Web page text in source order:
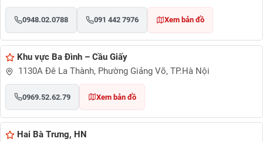
0948.02.0788 091 442 7976 Xem bản đồ
Khu vực Ba Đình – Cầu Giấy
1130A Đê La Thành, Phường Giảng Võ, TP.Hà Nội
0969.52.62.79 Xem bản đồ
Hai Bà Trưng, HN